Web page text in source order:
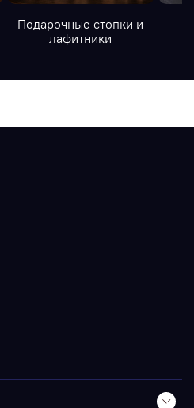
Подарочные стопки и
лафитники